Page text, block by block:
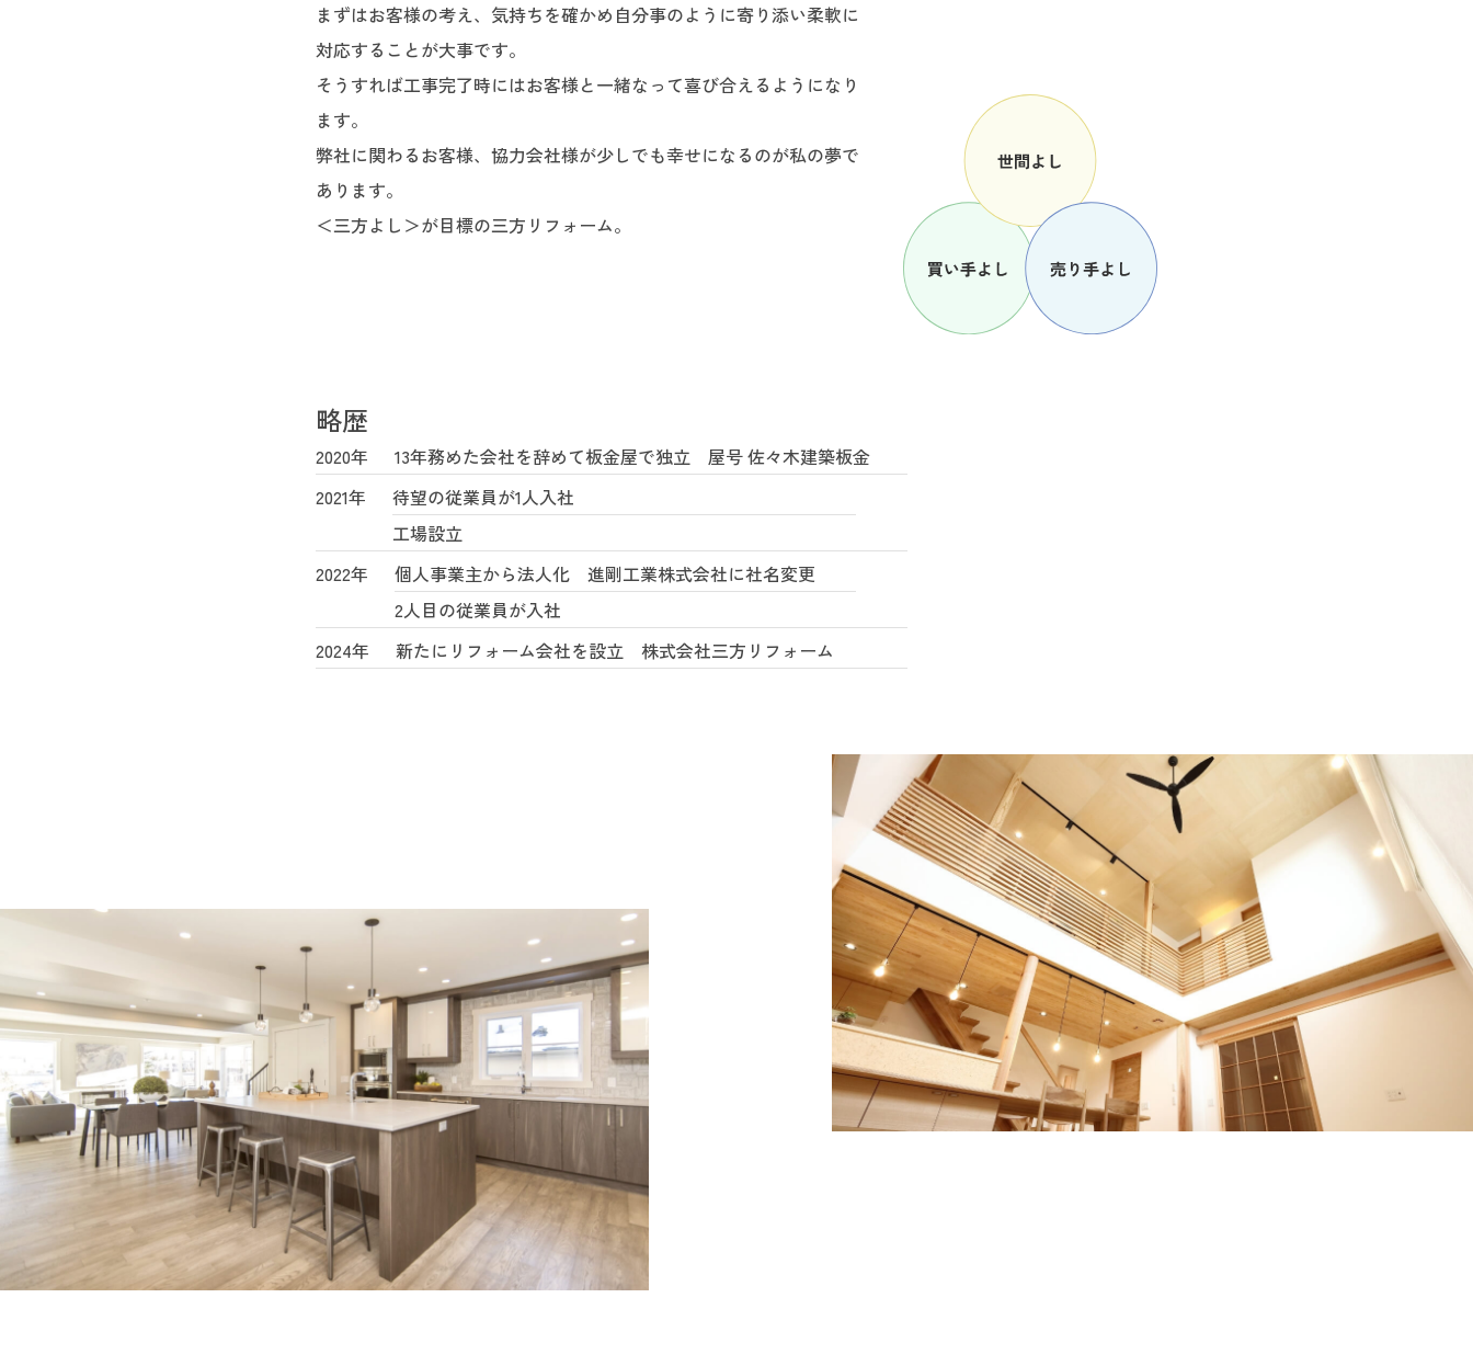
まずはお客様の考え、気持ちを確かめ自分事のように寄り添い柔軟に
対応することが大事です。
そうすれば工事完了時にはお客様と一緒なって喜び合えるようになり
ます。
弊社に関わるお客様、協力会社様が少しでも幸せになるのが私の夢で
あります。
＜三方よし＞が目標の三方リフォーム。
略歴
2020年 13年務めた会社を辞めて板金屋で独立 屋号 佐々木建築板金
2021年
待望の従業員が1人入社
工場設立
2022年
個人事業主から法人化 進剛工業株式会社に社名変更
2人目の従業員が入社
2024年
新たにリフォーム会社を設立 株式会社三方リフォーム